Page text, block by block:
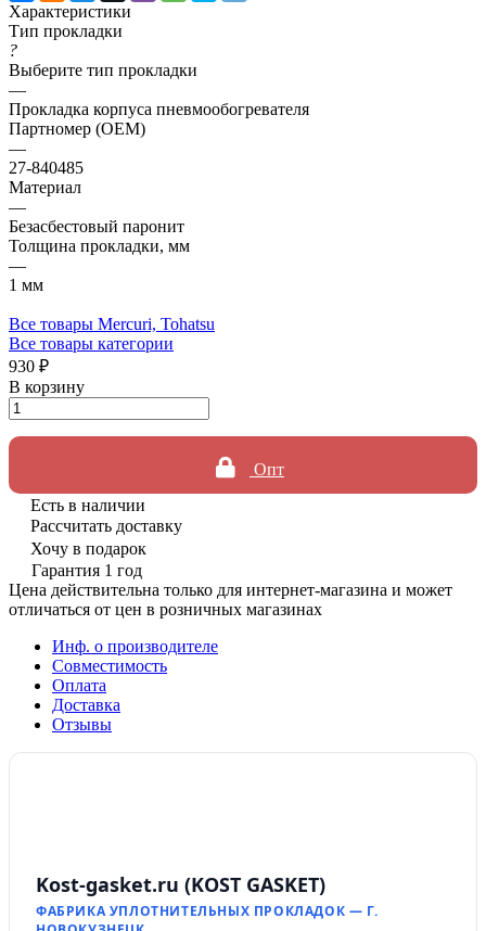
Характеристики
Тип прокладки
?
Выберите тип прокладки
—
Прокладка корпуса пневмообогревателя
Партномер (OEM)
—
27-840485
Материал
—
Безасбестовый паронит
Толщина прокладки, мм
—
1 мм
Все товары Mercuri, Tohatsu
Все товары категории
930 ₽
В корзину
Опт
Есть в наличии
Рассчитать доставку
Хочу в подарок
Гарантия 1 год
Цена действительна только для интернет-магазина и может
отличаться от цен в розничных магазинах
Инф. о производителе
Совместимость
Оплата
Доставка
Отзывы
Kost-gasket.ru (KOST GASKET)
ФАБРИКА УПЛОТНИТЕЛЬНЫХ ПРОКЛАДОК — Г.